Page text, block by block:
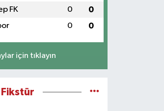
FK 0 0
0 0
için tıklayın